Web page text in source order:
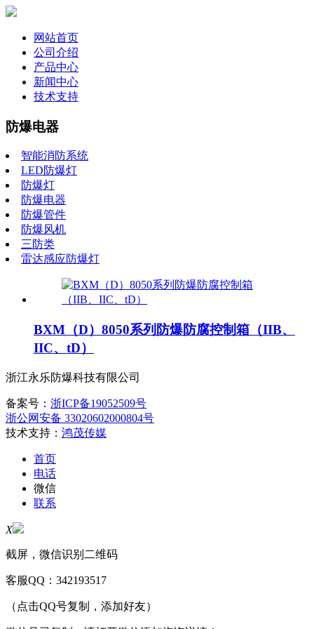
网站首页
公司介绍
产品中心
新闻中心
技术支持
防爆电器
智能消防系统
LED防爆灯
防爆灯
防爆电器
防爆管件
防爆风机
三防类
雷达感应防爆灯
BXM（D）8050系列防爆防腐控制箱（IIB、
IIC、tD）
浙江永乐防爆科技有限公司
备案号： 浙ICP备19052509号
浙公网安备 33020602000804号
技术支持： 鸿茂传媒
首页
电话
微信
联系
X
截屏，微信识别二维码
客服QQ： 342193517
（点击QQ号复制，添加好友）